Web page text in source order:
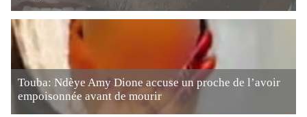
Touba: Ndèye Amy Dione accuse un proche de l’avoir
empoisonnée avant de mourir